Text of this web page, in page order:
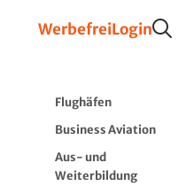
WerbefreiLogin
Flughäfen
Business Aviation
Aus- und
Weiterbildung